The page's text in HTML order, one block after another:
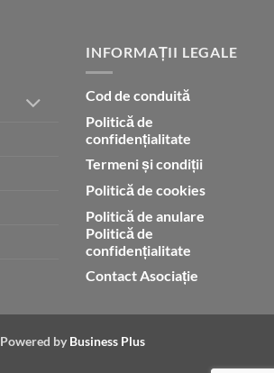
INFORMAȚII LEGALE
Cod de conduită
Politică de
confidențialitate
Termeni și condiții
Politică de cookies
Politică de anulare
Politică de
confidențialitate
Contact Asociație
Powered by Business Plus